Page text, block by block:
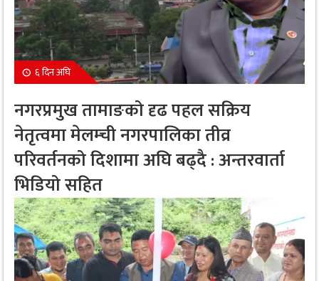
६ दिन अघि
नगरप्रमुख तामाङको दृढ पहल सक्रिय
नेतृत्वमा मेलम्ची नगरपालिका तीव्र
परिवर्तनको दिशामा अघि बढ्दै : अन्तरवार्ता
भिडियो सहित